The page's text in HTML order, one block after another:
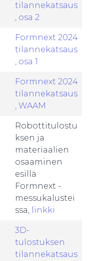
tilannekatsaus
, osa 2
Formnext 2024
tilannekatsaus
, osa 1
Formnext 2024
tilannekatsaus
, WAAM
Robottitulostu
ksen ja
materiaalien
osaaminen
esillä
Formnext -
messukalustei
ssa, linkki
3D-
tulostuksen
tilannekatsaus